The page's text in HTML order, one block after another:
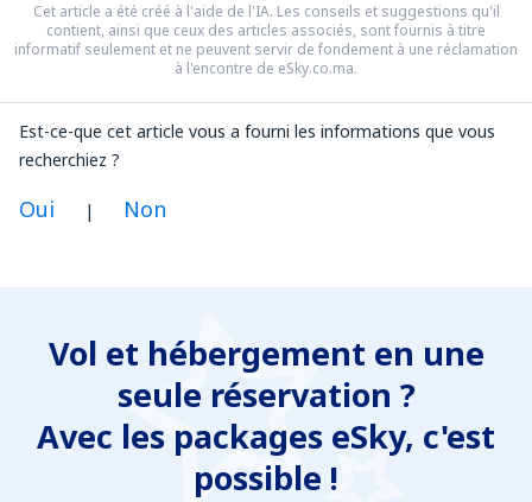
Cet article a été créé à l'aide de l'IA. Les conseils et suggestions qu'il
contient, ainsi que ceux des articles associés, sont fournis à titre
informatif seulement et ne peuvent servir de fondement à une réclamation
à l'encontre de eSky.co.ma.
Est-ce-que cet article vous a fourni les informations que vous
recherchiez ?
Oui | Non
Contient des informations inexactes
Ne couvre pas l'ensemble du sujet
Est trop long
Vol et hébergement en une
seule réservation ?
Avec les packages eSky, c'est
possible !